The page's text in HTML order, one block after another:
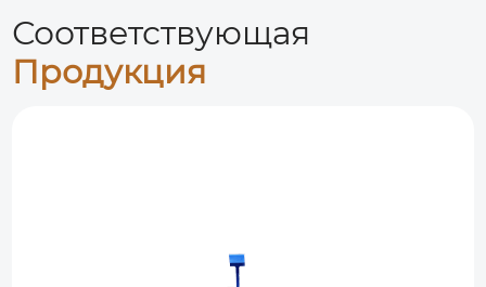
Соответствующая
Продукция